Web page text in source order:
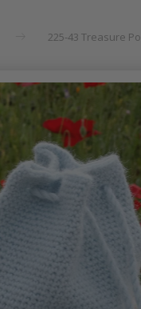
225-43 Treasure